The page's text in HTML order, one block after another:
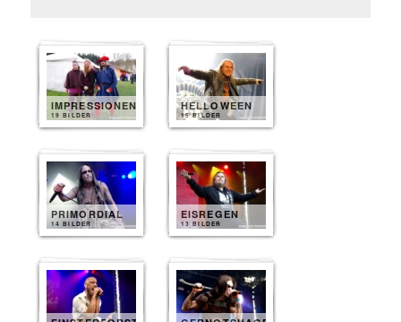
IMPRESSIONEN
19 BILDER
HELLOWEEN
15 BILDER
PRIMORDIAL
14 BILDER
EISREGEN
13 BILDER